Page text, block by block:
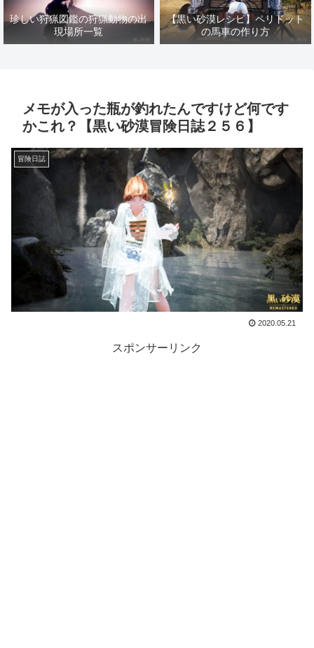
珍しい狩猟図鑑の狩猟動物の出
現場所一覧
【黒い砂漠レシピ】ペリドット
の馬車の作り方
メモが入った瓶が釣れたんですけど何です
かこれ？【黒い砂漠冒険日誌２５６】
冒険日誌
2020.05.21
スポンサーリンク